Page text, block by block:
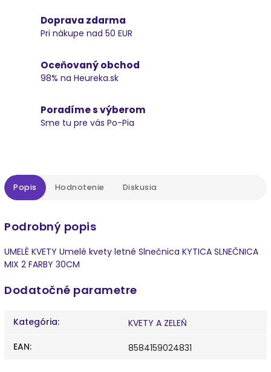
Doprava zdarma
Pri nákupe nad 50 EUR
Oceňovaný obchod
98% na Heureka.sk
Poradíme s výberom
Sme tu pre vás Po-Pia
Popis Hodnotenie Diskusia
Podrobný popis
UMELÉ KVETY Umelé kvety letné Slnečnica KYTICA SLNEČNICA
MIX 2 FARBY 30CM
Dodatočné parametre
Kategória:
KVETY A ZELEŇ
EAN: 8584159024831